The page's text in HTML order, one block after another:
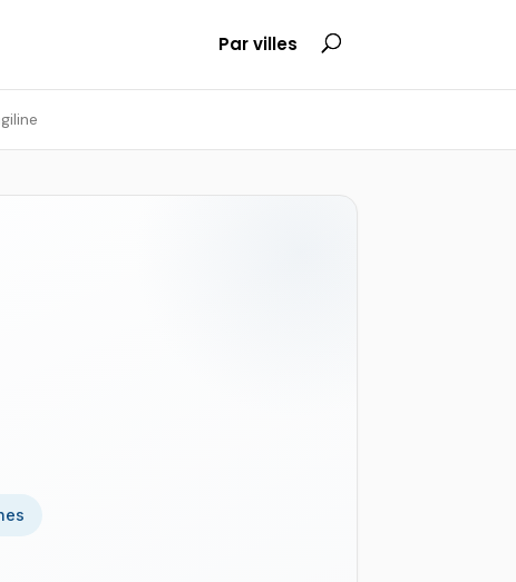
Par villes